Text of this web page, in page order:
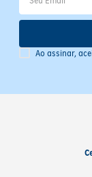
Ao assinar,